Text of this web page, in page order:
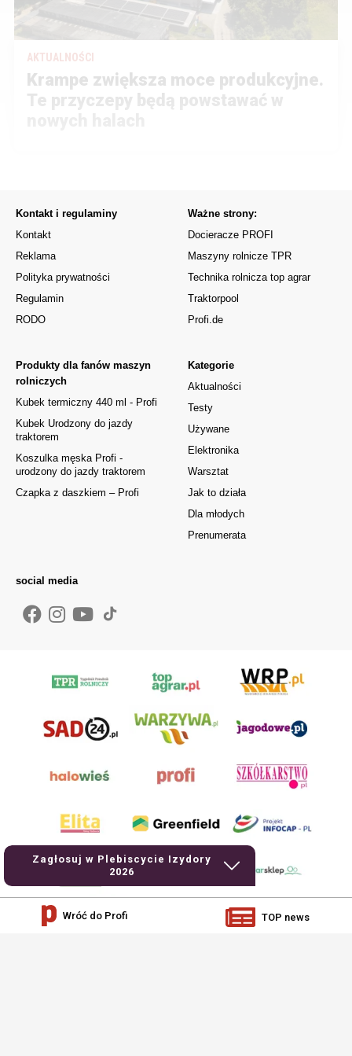
AKTUALNOŚCI
Krampe zwiększa moce produkcyjne.
Te przyczepy będą powstawać w
Zagłosuj w Plebiscycie Izydory
2026
Kontakt i regulaminy
Kontakt
Reklama
Polityka prywatności
Regulamin
RODO
Kategorie
Aktualności
Testy
Używane
Elektronika
Warsztat
Jak to działa
Dla młodych
Prenumerata
Produkty dla fanów maszyn
rolniczych
Kubek termiczny 440 ml - Profi
Kubek Urodzony do jazdy
traktorem
Koszulka męska Profi -
urodzony do jazdy traktorem
Czapka z daszkiem – Profi
Ważne strony:
Docieracze PROFI
Maszyny rolnicze TPR
Technika rolnicza top agrar
Traktorpool
Profi.de
social media
Wróć do Profi TOP news